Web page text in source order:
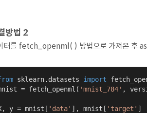
방법 2
터를 fetch_openml( ) 방법으로 가져온 후
sklearn.datasets import
= fetch_openml( 'mnist_784' ,
y = mnist[ 'data' ], mnist[ 'target' ]